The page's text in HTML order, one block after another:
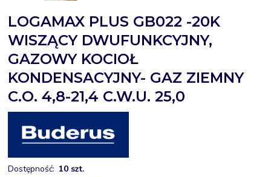
LOGAMAX PLUS GB022 -20K
WISZĄCY DWUFUNKCYJNY,
GAZOWY KOCIOŁ
KONDENSACYJNY- GAZ ZIEMNY
C.O. 4,8-21,4 C.W.U. 25,0
Dostępność: 10 szt.